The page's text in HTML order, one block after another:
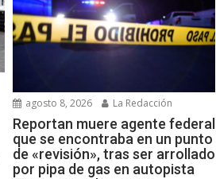
agosto 8, 2026 La Redacción
Reportan muere agente federal
que se encontraba en un punto
de «revisión», tras ser arrollado
por pipa de gas en autopista